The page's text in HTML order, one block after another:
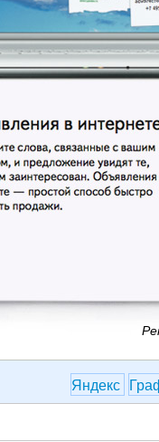
Яндекс